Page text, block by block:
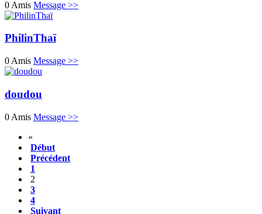
0 Amis Message >>
PhilinThaï
0 Amis Message >>
doudou
0 Amis Message >>
«
Début
Précédent
1
2
3
4
Suivant